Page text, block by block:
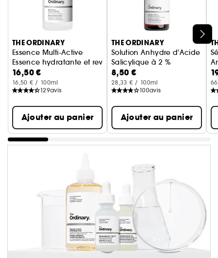
THE ORDINARY
Essence Multi-Active
Essence hydratante et revitalisante
16,50 €
16,50 € / 100ml
129avis
Ajouter au panier
THE ORDINARY
Solution Anhydre d'Acide
Salicylique à 2 %
Sérum Anti-Imperfections
8,50 €
28,33 € / 100ml
100avis
Ajouter au panier